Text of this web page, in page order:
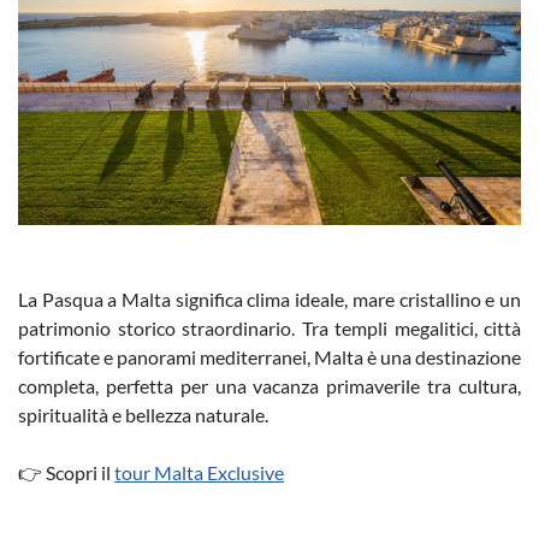
La Pasqua a Malta significa clima ideale, mare cristallino e un
patrimonio storico straordinario. Tra templi megalitici, città
fortificate e panorami mediterranei, Malta è una destinazione
completa, perfetta per una vacanza primaverile tra cultura,
spiritualità e bellezza naturale.
👉 Scopri il tour Malta Exclusive